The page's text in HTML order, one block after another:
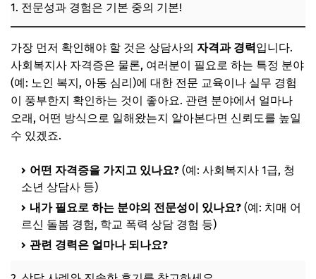
1. 전문성과 경험은 기본 중의 기본!
가장 먼저 확인해야 할 것은 상담사의 자격과 경력입니다.
사회복지사 자격증은 물론, 여러분이 필요로 하는 특정 분야
(예: 노인 복지, 아동 심리)에 대한 전문 교육이나 실무 경험
이 풍부한지 확인하는 것이 좋아요. 관련 분야에서 얼마나
오래, 어떤 방식으로 일해왔는지 알아본다면 신뢰도를 높일
수 있겠죠.
어떤 자격증을 가지고 있나요? (예: 사회복지사 1급, 청
소년 상담사 등)
내가 필요로 하는 분야의 전문성이 있나요? (예: 치매 어
르신 돌봄 경험, 학교 폭력 상담 경험 등)
관련 경력은 얼마나 되나요?